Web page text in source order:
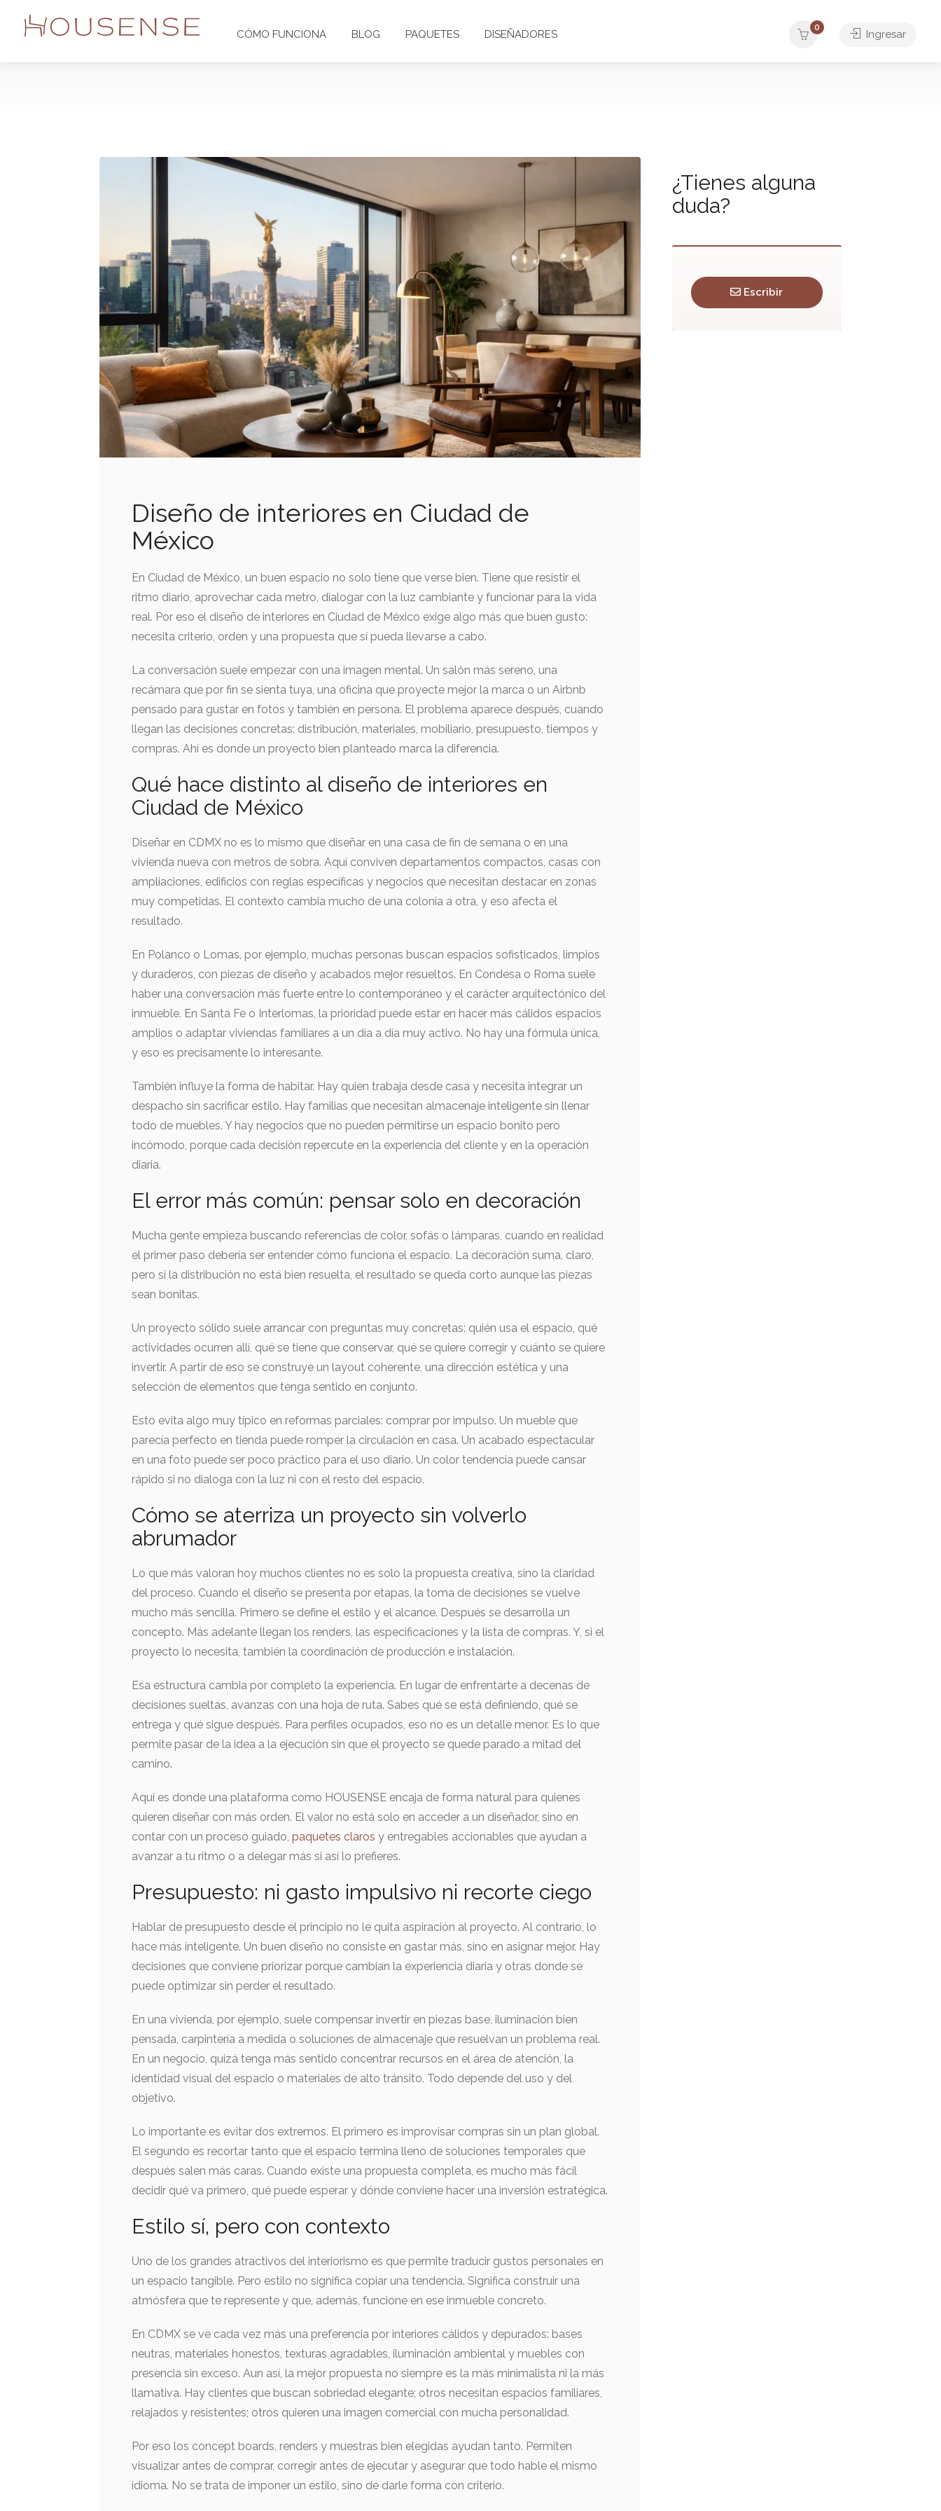
CÓMO FUNCIONA BLOG PAQUETES DISEÑADORES
0
Ingresar
Diseño de interiores en Ciudad de
México
En Ciudad de México, un buen espacio no solo tiene que verse bien. Tiene que resistir el
ritmo diario, aprovechar cada metro, dialogar con la luz cambiante y funcionar para la vida
real. Por eso el diseño de interiores en Ciudad de México exige algo más que buen gusto:
necesita criterio, orden y una propuesta que sí pueda llevarse a cabo.
La conversación suele empezar con una imagen mental. Un salón más sereno, una
recámara que por fin se sienta tuya, una oficina que proyecte mejor la marca o un Airbnb
pensado para gustar en fotos y también en persona. El problema aparece después, cuando
llegan las decisiones concretas: distribución, materiales, mobiliario, presupuesto, tiempos y
compras. Ahí es donde un proyecto bien planteado marca la diferencia.
Qué hace distinto al diseño de interiores en
Ciudad de México
Diseñar en CDMX no es lo mismo que diseñar en una casa de fin de semana o en una
vivienda nueva con metros de sobra. Aquí conviven departamentos compactos, casas con
ampliaciones, edificios con reglas específicas y negocios que necesitan destacar en zonas
muy competidas. El contexto cambia mucho de una colonia a otra, y eso afecta el
resultado.
En Polanco o Lomas, por ejemplo, muchas personas buscan espacios sofisticados, limpios
y duraderos, con piezas de diseño y acabados mejor resueltos. En Condesa o Roma suele
haber una conversación más fuerte entre lo contemporáneo y el carácter arquitectónico del
inmueble. En Santa Fe o Interlomas, la prioridad puede estar en hacer más cálidos espacios
amplios o adaptar viviendas familiares a un día a día muy activo. No hay una fórmula única,
y eso es precisamente lo interesante.
También influye la forma de habitar. Hay quien trabaja desde casa y necesita integrar un
despacho sin sacrificar estilo. Hay familias que necesitan almacenaje inteligente sin llenar
todo de muebles. Y hay negocios que no pueden permitirse un espacio bonito pero
incómodo, porque cada decisión repercute en la experiencia del cliente y en la operación
diaria.
El error más común: pensar solo en decoración
Mucha gente empieza buscando referencias de color, sofás o lámparas, cuando en realidad
el primer paso debería ser entender cómo funciona el espacio. La decoración suma, claro,
pero si la distribución no está bien resuelta, el resultado se queda corto aunque las piezas
sean bonitas.
Un proyecto sólido suele arrancar con preguntas muy concretas: quién usa el espacio, qué
actividades ocurren allí, qué se tiene que conservar, qué se quiere corregir y cuánto se quiere
invertir. A partir de eso se construye un layout coherente, una dirección estética y una
selección de elementos que tenga sentido en conjunto.
Esto evita algo muy típico en reformas parciales: comprar por impulso. Un mueble que
parecía perfecto en tienda puede romper la circulación en casa. Un acabado espectacular
en una foto puede ser poco práctico para el uso diario. Un color tendencia puede cansar
rápido si no dialoga con la luz ni con el resto del espacio.
Cómo se aterriza un proyecto sin volverlo
abrumador
Lo que más valoran hoy muchos clientes no es solo la propuesta creativa, sino la claridad
del proceso. Cuando el diseño se presenta por etapas, la toma de decisiones se vuelve
mucho más sencilla. Primero se define el estilo y el alcance. Después se desarrolla un
concepto. Más adelante llegan los renders, las especificaciones y la lista de compras. Y, si el
proyecto lo necesita, también la coordinación de producción e instalación.
Esa estructura cambia por completo la experiencia. En lugar de enfrentarte a decenas de
decisiones sueltas, avanzas con una hoja de ruta. Sabes qué se está definiendo, qué se
entrega y qué sigue después. Para perfiles ocupados, eso no es un detalle menor. Es lo que
permite pasar de la idea a la ejecución sin que el proyecto se quede parado a mitad del
camino.
Aquí es donde una plataforma como HOUSENSE encaja de forma natural para quienes
quieren diseñar con más orden. El valor no está solo en acceder a un diseñador, sino en
contar con un proceso guiado, paquetes claros y entregables accionables que ayudan a
avanzar a tu ritmo o a delegar más si así lo prefieres.
Presupuesto: ni gasto impulsivo ni recorte ciego
Hablar de presupuesto desde el principio no le quita aspiración al proyecto. Al contrario, lo
hace más inteligente. Un buen diseño no consiste en gastar más, sino en asignar mejor. Hay
decisiones que conviene priorizar porque cambian la experiencia diaria y otras donde se
puede optimizar sin perder el resultado.
En una vivienda, por ejemplo, suele compensar invertir en piezas base, iluminación bien
pensada, carpintería a medida o soluciones de almacenaje que resuelvan un problema real.
En un negocio, quizá tenga más sentido concentrar recursos en el área de atención, la
identidad visual del espacio o materiales de alto tránsito. Todo depende del uso y del
objetivo.
Lo importante es evitar dos extremos. El primero es improvisar compras sin un plan global.
El segundo es recortar tanto que el espacio termina lleno de soluciones temporales que
después salen más caras. Cuando existe una propuesta completa, es mucho más fácil
decidir qué va primero, qué puede esperar y dónde conviene hacer una inversión estratégica.
Estilo sí, pero con contexto
Uno de los grandes atractivos del interiorismo es que permite traducir gustos personales en
un espacio tangible. Pero estilo no significa copiar una tendencia. Significa construir una
atmósfera que te represente y que, además, funcione en ese inmueble concreto.
En CDMX se ve cada vez más una preferencia por interiores cálidos y depurados: bases
neutras, materiales honestos, texturas agradables, iluminación ambiental y muebles con
presencia sin exceso. Aun así, la mejor propuesta no siempre es la más minimalista ni la más
llamativa. Hay clientes que buscan sobriedad elegante; otros necesitan espacios familiares,
relajados y resistentes; otros quieren una imagen comercial con mucha personalidad.
Por eso los concept boards, renders y muestras bien elegidas ayudan tanto. Permiten
visualizar antes de comprar, corregir antes de ejecutar y asegurar que todo hable el mismo
idioma. No se trata de imponer un estilo, sino de darle forma con criterio.
¿Tienes alguna
duda?
Escribir